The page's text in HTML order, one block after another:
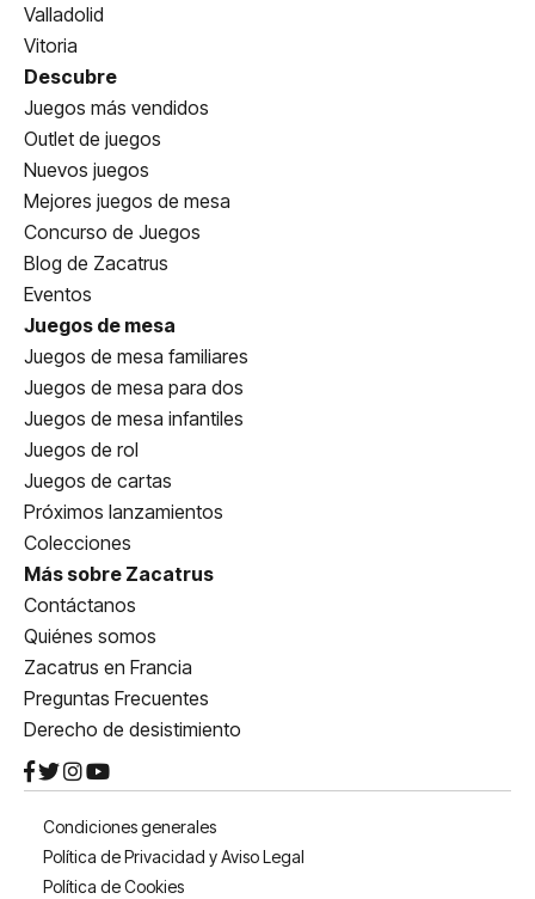
Valladolid
Vitoria
Descubre
Juegos más vendidos
Outlet de juegos
Nuevos juegos
Mejores juegos de mesa
Concurso de Juegos
Blog de Zacatrus
Eventos
Juegos de mesa
Juegos de mesa familiares
Juegos de mesa para dos
Juegos de mesa infantiles
Juegos de rol
Juegos de cartas
Próximos lanzamientos
Colecciones
Más sobre Zacatrus
Contáctanos
Quiénes somos
Zacatrus en Francia
Preguntas Frecuentes
Derecho de desistimiento
Condiciones generales
Política de Privacidad y Aviso Legal
Política de Cookies